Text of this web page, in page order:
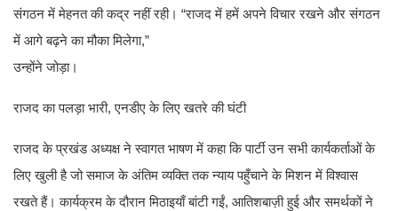
संगठन में मेहनत की कद्र नहीं रही। “राजद में हमें अपने विचार रखने और संगठन
में आगे बढ़ने का मौका मिलेगा,”
उन्होंने जोड़ा।
राजद का पलड़ा भारी, एनडीए के लिए खतरे की घंटी
राजद के प्रखंड अध्यक्ष ने स्वागत भाषण में कहा कि पार्टी उन सभी कार्यकर्ताओं के
लिए खुली है जो समाज के अंतिम व्यक्ति तक न्याय पहुँचाने के मिशन में विश्वास
रखते हैं। कार्यक्रम के दौरान मिठाइयाँ बांटी गईं, आतिशबाज़ी हुई और समर्थकों ने